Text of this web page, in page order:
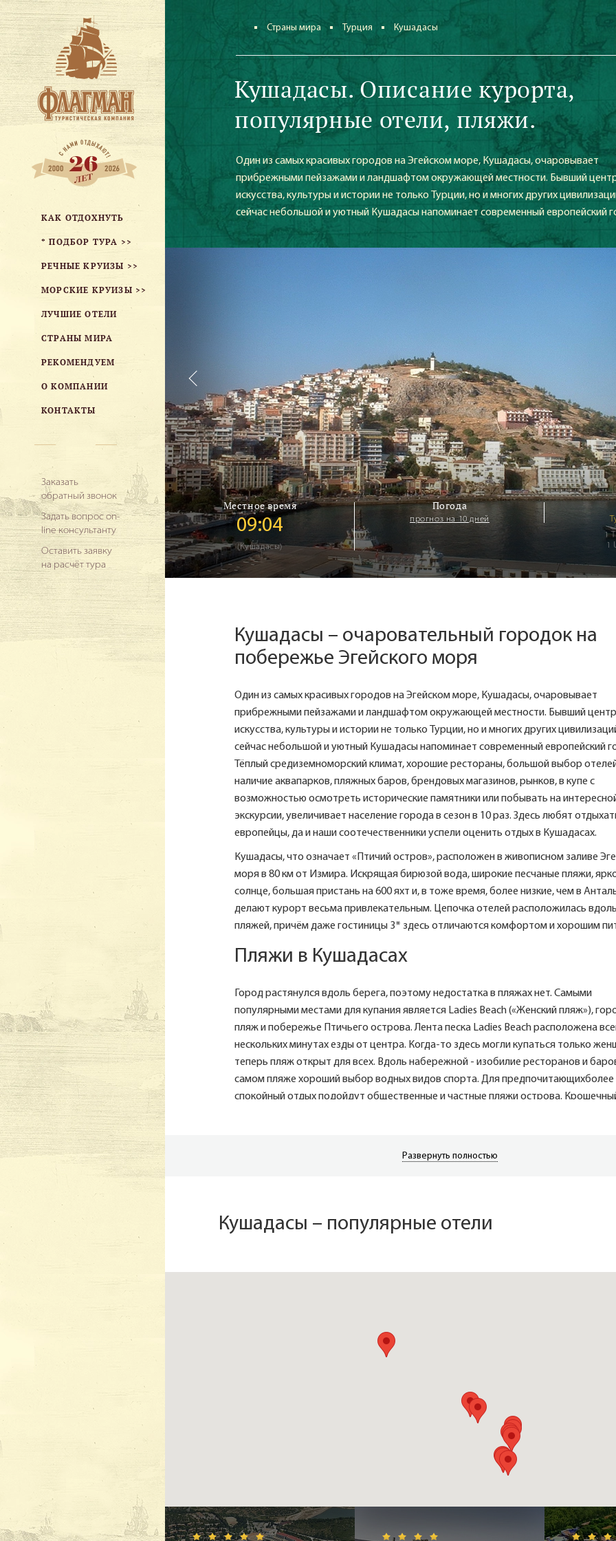
КАК ОТДОХНУТЬ
* ПОДБОР ТУРА >>
РЕЧНЫЕ КРУИЗЫ >>
МОРСКИЕ КРУИЗЫ >>
ЛУЧШИЕ ОТЕЛИ
СТРАНЫ МИРА
РЕКОМЕНДУЕМ
О КОМПАНИИ
КОНТАКТЫ
Заказать
обратный звонок
Задать вопрос on-
line консультанту
Оставить заявку
на расчёт тура
Страны мира Турция Кушадасы
Кушадасы. Описание курорта,
популярные отели, пляжи.
Один из самых красивых городов на Эгейском море, Кушадасы, очаровывает
прибрежными пейзажами и ландшафтом окружающей местности. Бывший
искусства, культуры и истории не только Турции, но и многих других
сейчас небольшой и уютный Кушадасы напоминает современный европейский
Местное время
09:04
(Кушадасы)
Погода
прогноз на 10 дней
1
1
Кушадасы – очаровательный городок на
побережье Эгейского моря
Один из самых красивых городов на Эгейском море, Кушадасы, очаровывает
прибрежными пейзажами и ландшафтом окружающей местности. Бывший
искусства, культуры и истории не только Турции, но и многих других
сейчас небольшой и уютный Кушадасы напоминает современный европейский
Тёплый средиземноморский климат, хорошие рестораны, большой выбор
наличие аквапарков, пляжных баров, брендовых магазинов, рынков, в купе с
возможностью осмотреть исторические памятники или побывать на
экскурсии, увеличивает население города в сезон в 10 раз. Здесь любят
европейцы, да и наши соотечественники успели оценить отдых в Кушадасах.
Кушадасы, что означает «Птичий остров», расположен в живописном заливе
моря в 80 км от Измира. Искрящая бирюзой вода, широкие песчаные пляжи,
солнце, большая пристань на 600 яхт и, в тоже время, более низкие, чем в
делают курорт весьма привлекательным. Цепочка отелей расположилась вдоль
пляжей, причём даже гостиницы 3* здесь отличаются комфортом и хорошим
Пляжи в Кушадасах
Город растянулся вдоль берега, поэтому недостатка в пляжах нет. Самыми
популярными местами для купания является Ladies Beach («Женский пляж»),
пляж и побережье Птичьего острова. Лента песка Ladies Beach расположена
нескольких минутах езды от центра. Когда-то здесь могли купаться только
теперь пляж открыт для всех. Вдоль набережной - изобилие ресторанов и
самом пляже хороший выбор водных видов спорта. Для предпочитающихболее
спокойный отдых подойдут общественные и частные пляжи острова.
одноименного отеля и Adaland, входящий в десятку лучших аквапарков мира.
Чем ещё заняться в городе
ночные клубы, многочисленные бары и кафе - ночная жизнь в Кушадасах прямо
А днём можно заняться шоппингом и прогуляться по бутикам, в которых
вещи стоят почему-то дешевле, чем в крупных городах.
На площади близ набережной находится целый ряд магазинов и местный рынок
В расположенном рядом с портом Выставочном зале можно полюбоваться
Развернуть полностью
Кушадасы – популярные отели